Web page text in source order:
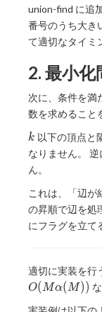
union-find に追
番号のうち大き
て適切なタイミ
2. 最小化
次に、条件を満
数を求めること
k
k 以下の頂点と
なりません。
ん。
これは、「辺が
の昇順で辺を処
にフラグを立て
適切に実装を行
O(Mα(M ) )